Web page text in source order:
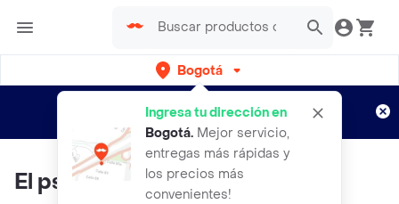
Bogotá
Ingresa tu dirección en
Bogotá. Mejor servicio,
entregas más rápidas y
los precios más
convenientes!
envíos gratis por semanas
Aplican TyC
El psicoanalista